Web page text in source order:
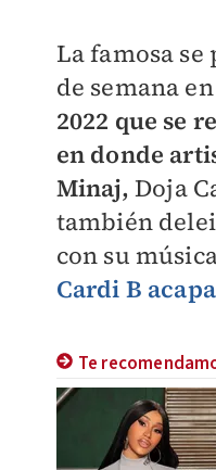
La famosa
de semana
2022 que se
en donde
Minaj, Doja
también
con su
Cardi B
Te